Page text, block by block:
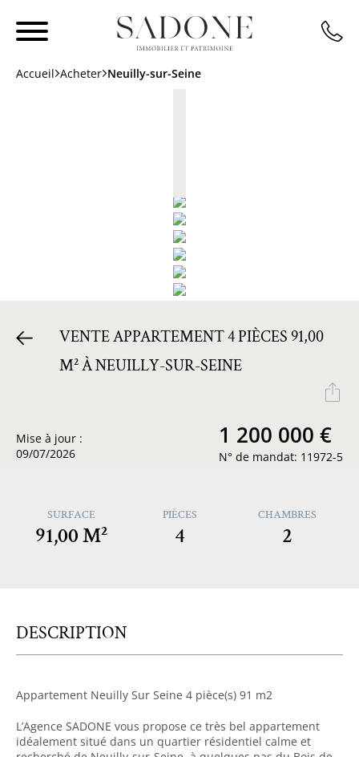
Accueil Acheter Neuilly-sur-Seine
VENTE APPARTEMENT 4 PIÈCES 91,00
M² À NEUILLY-SUR-SEINE
Mise à jour :
09/07/2026
1 200 000 €
N° de mandat: 11972-5
SURFACE
91,00 M²
PIÈCES
4
CHAMBRES
2
DESCRIPTION
Appartement Neuilly Sur Seine 4 pièce(s) 91 m2
L’Agence SADONE vous propose ce très bel appartement
idéalement situé dans un quartier résidentiel calme et